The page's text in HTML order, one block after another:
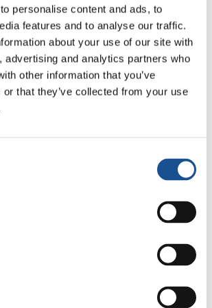
personalise content and ads, to
features and to analyse our traffic.
about your use of our site with
advertising and analytics partners who
other information that you’ve
or that they’ve collected from your use
personali veri, iniziare a
le persone che incontriamo.
attenti perché, spesso, pensiamo
sia l’odio. Invece,
è l’indifferenza verso le
sociali».
che porta una nuova alba”) ad
progetto che coinvolge, ogni
bambini, ragazzi e giovani e
c’è anche chi è entrato in un
un tetto per i bambini senza
da raccontare sarebbero